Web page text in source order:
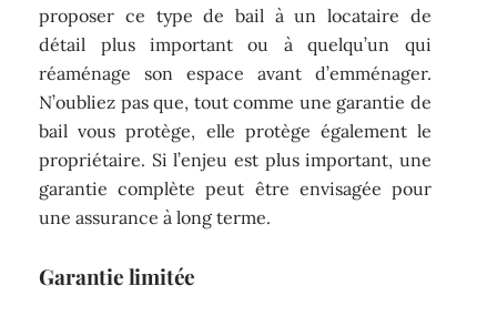
proposer ce type de bail à un locataire de
détail plus important ou à quelqu’un qui
réaménage son espace avant d’emménager.
N’oubliez pas que, tout comme une garantie de
bail vous protège, elle protège également le
propriétaire. Si l’enjeu est plus important, une
garantie complète peut être envisagée pour
une assurance à long terme.
Garantie limitée